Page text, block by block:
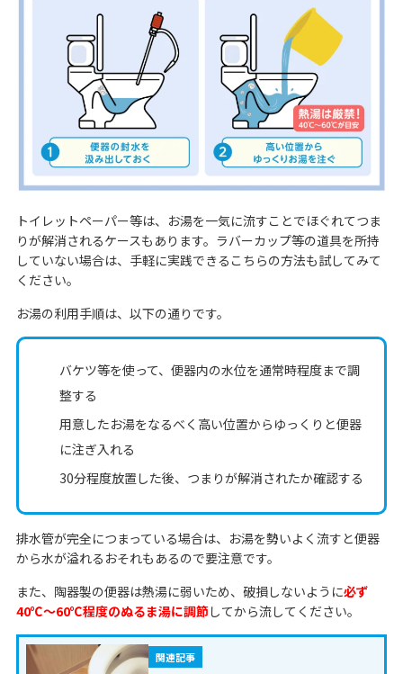
トイレットペーパー等は、お湯を一気に流すことでほぐれてつま
りが解消されるケースもあります。ラバーカップ等の道具を所持
していない場合は、手軽に実践できるこちらの方法も試してみて
ください。
お湯の利用手順は、以下の通りです。
バケツ等を使って、便器内の水位を通常時程度まで調
整する
用意したお湯をなるべく高い位置からゆっくりと便器
に注ぎ入れる
30分程度放置した後、つまりが解消されたか確認する
排水管が完全につまっている場合は、お湯を勢いよく流すと便器
から水が溢れるおそれもあるので要注意です。
また、陶器製の便器は熱湯に弱いため、破損しないように必ず
40℃〜60℃程度のぬるま湯に調節してから流してください。
関連記事